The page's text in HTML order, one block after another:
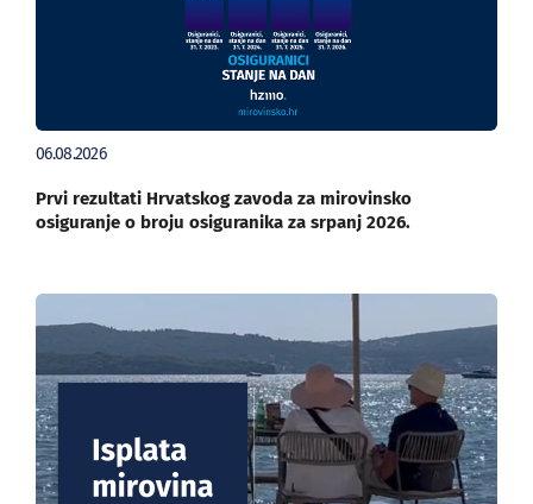
06.08.2026
Prvi rezultati Hrvatskog zavoda za mirovinsko
osiguranje o broju osiguranika za srpanj 2026.